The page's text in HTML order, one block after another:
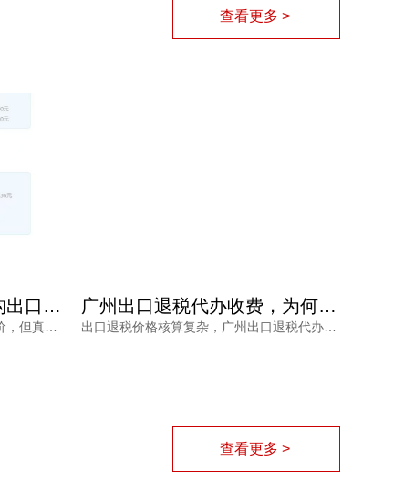
查看更多 >
2025年外贸企业佛山机构出口退税报价多少？选错白花钱 广州出口退税代办收费，为何从几千到上万不等？一文读懂
查看更多 >